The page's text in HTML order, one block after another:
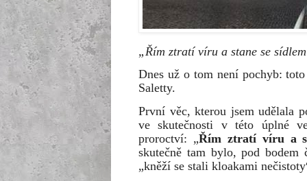
„Řím ztratí víru a stane se
Dnes už o tom není pochyb:
Saletty.
První věc, kterou jsem udělala
ve skutečnosti v této úplné
proroctví: „Řím ztratí víru a
skutečně tam bylo, pod
„kněží se stali kloakami